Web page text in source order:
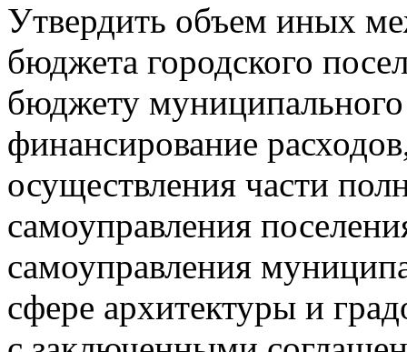
Утвердить объем иных
бюджета городского
бюджету
финансирование
осуществления части
самоуправления
самоуправления
сфере архитектуры и